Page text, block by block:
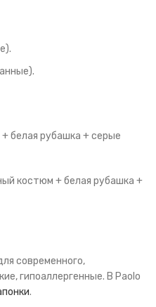
белая рубашка + серые
костюм + белая рубашка +
современного,
гипоаллергенные. В Paolo
.